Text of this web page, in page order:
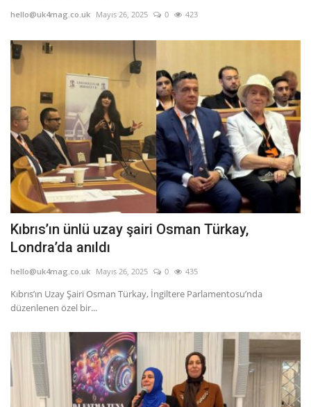
hello@uk4mag.co.uk Mayıs 26, 2025 0 423
Kıbrıs’ın ünlü uzay şairi Osman Türkay,
Londra’da anıldı
hello@uk4mag.co.uk Mayıs 26, 2025 0 435
Kıbrıs’ın Uzay Şairi Osman Türkay, İngiltere Parlamentosu’nda
düzenlenen özel bir...